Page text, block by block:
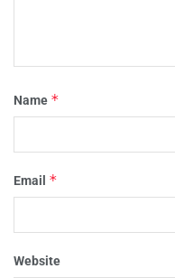
Name *
Email *
Website